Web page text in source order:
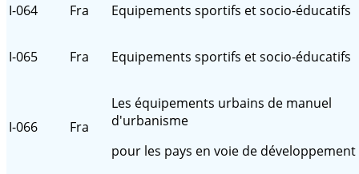
I-064 Fra Equipements sportifs et socio-éducatifs
I-065 Fra Equipements sportifs et socio-éducatifs
I-066 Fra
Les équipements urbains de manuel
d'urbanisme
pour les pays en voie de développement